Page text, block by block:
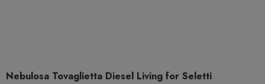
Nebulosa Tovaglietta Diesel Living for Seletti